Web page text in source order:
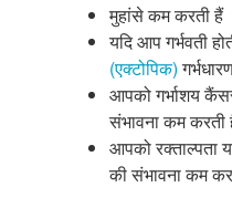
मुहांसे कम करती हैं
यदि आप गर्भवती
(एक्टोपिक)
आपको गर्भाशय
संभावना कम करती
आपको रक्ताल्पता
की संभावना कम